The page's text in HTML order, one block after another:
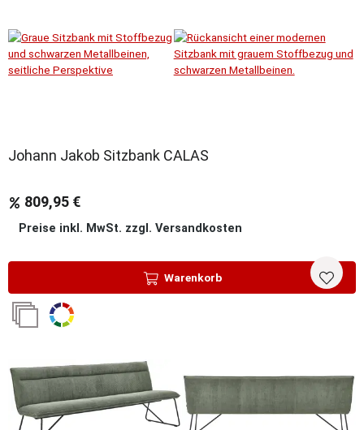
Johann Jakob Sitzbank CALAS
809,95 €
Preise inkl. MwSt. zzgl. Versandkosten
Warenkorb